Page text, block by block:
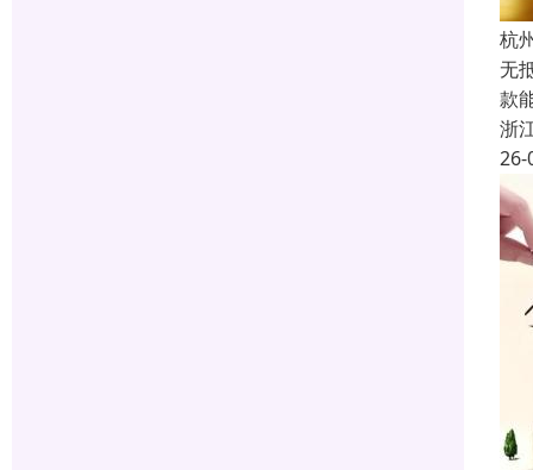
杭
无
款
浙
26-